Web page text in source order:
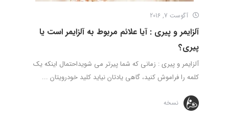
آگوست 7, 2016
آلزایمر و پیری : آیا علائم مربوط به آلزایمر است یا
پیری؟
آلزایمر و پیری : زمانی که شما پیرتر می­ شویداحتمال اینکه یک
کلمه را فراموش کنید، گاهی یادتان نیاید کلید خودرویتان ...
نسخه